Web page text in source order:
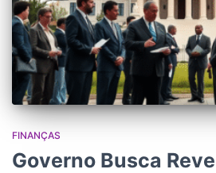
FINANÇAS
Governo Busca